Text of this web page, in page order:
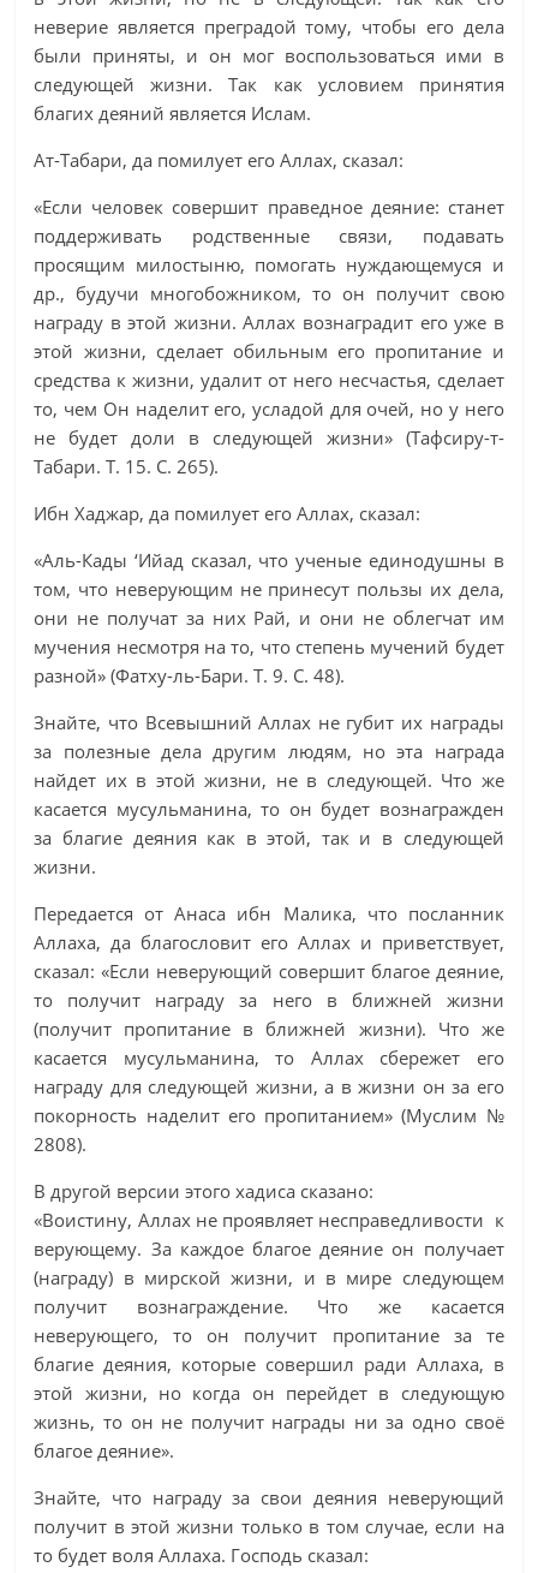
неверие является преградой тому, чтобы его дела
были приняты, и он мог воспользоваться ими в
следующей жизни. Так как условием принятия
благих деяний является Ислам.
Ат-Табари, да помилует его Аллах, сказал:
«Если человек совершит праведное деяние: станет
поддерживать родственные связи, подавать
просящим милостыню, помогать нуждающемуся и
др., будучи многобожником, то он получит свою
награду в этой жизни. Аллах вознаградит его уже в
этой жизни, сделает обильным его пропитание и
средства к жизни, удалит от него несчастья, сделает
то, чем Он наделит его, усладой для очей, но у него
не будет доли в следующей жизни» (Тафсиру-т-
Табари. Т. 15. С. 265).
Ибн Хаджар, да помилует его Аллах, сказал:
«Аль-Кады ‘Ийад сказал, что ученые единодушны в
том, что неверующим не принесут пользы их дела,
они не получат за них Рай, и они не облегчат им
мучения несмотря на то, что степень мучений будет
разной» (Фатху-ль-Бари. Т. 9. С. 48).
Знайте, что Всевышний Аллах не губит их награды
за полезные дела другим людям, но эта награда
найдет их в этой жизни, не в следующей. Что же
касается мусульманина, то он будет вознагражден
за благие деяния как в этой, так и в следующей
жизни.
Передается от Анаса ибн Малика, что посланник
Аллаха, да благословит его Аллах и приветствует,
сказал: «Если неверующий совершит благое деяние,
то получит награду за него в ближней жизни
(получит пропитание в ближней жизни). Что же
касается мусульманина, то Аллах сбережет его
награду для следующей жизни, а в жизни он за его
покорность наделит его пропитанием» (Муслим №
2808).
В другой версии этого хадиса сказано:
«Воистину, Аллах не проявляет несправедливости к
верующему. За каждое благое деяние он получает
(награду) в мирской жизни, и в мире следующем
получит вознаграждение. Что же касается
неверующего, то он получит пропитание за те
благие деяния, которые совершил ради Аллаха, в
этой жизни, но когда он перейдет в следующую
жизнь, то он не получит награды ни за одно своё
благое деяние».
Знайте, что награду за свои деяния неверующий
получит в этой жизни только в том случае, если на
то будет воля Аллаха. Господь сказал: